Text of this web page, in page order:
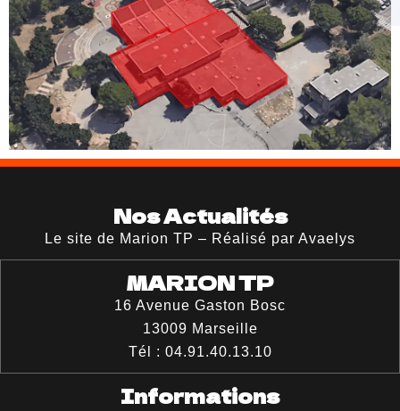
Nos Actualités
Le site de Marion TP – Réalisé par Avaelys
MARION TP
16 Avenue Gaston Bosc
13009 Marseille
Tél : 04.91.40.13.10
Informations